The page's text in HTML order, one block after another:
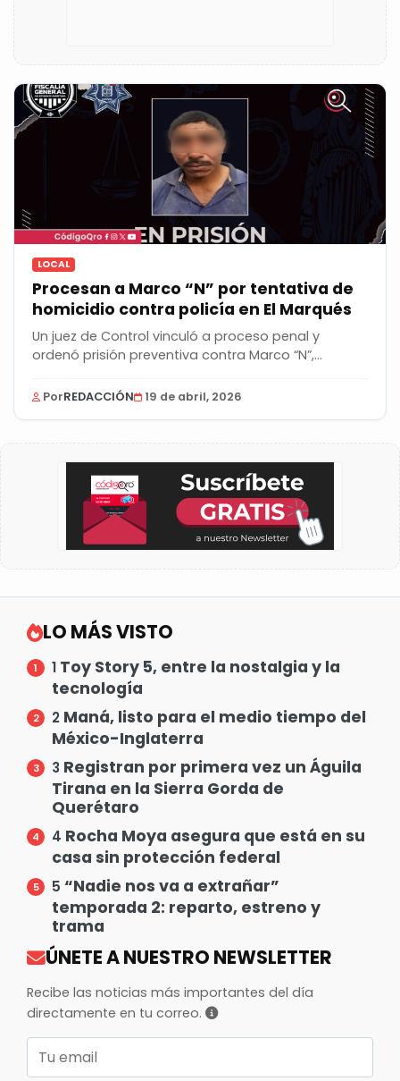
LOCAL
Procesan a Marco “N” por tentativa de
homicidio contra policía en El Marqués
Un juez de Control vinculó a proceso penal y
ordenó prisión preventiva contra Marco “N”,
PorREDACCIÓN 19 de abril, 2026
LO MÁS VISTO
1 Toy Story 5, entre la nostalgia y la
tecnología
2 Maná, listo para el medio tiempo del
México-Inglaterra
3 Registran por primera vez un Águila
Tirana en la Sierra Gorda de
Querétaro
4 Rocha Moya asegura que está en su
casa sin protección federal
5 “Nadie nos va a extrañar”
temporada 2: reparto, estreno y
trama
ÚNETE A NUESTRO NEWSLETTER
Recibe las noticias más importantes del día
directamente en tu correo.